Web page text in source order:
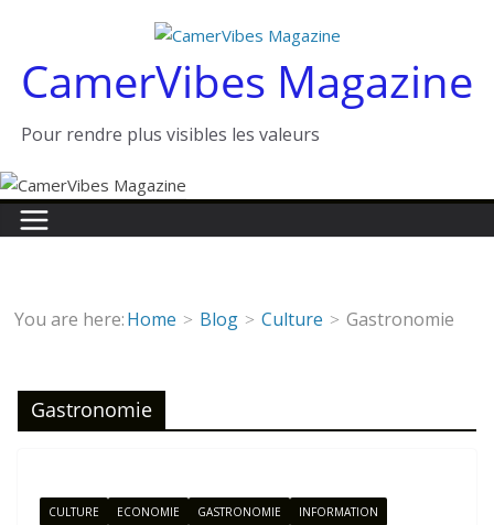
contenuCamerVibes Magazine
Pour rendre plus visibles les valeurs
You are here:Home Blog Culture Gastronomie
Gastronomie
CULTURE ECONOMIE GASTRONOMIE INFORMATION